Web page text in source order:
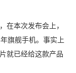
本次发布会上，
旗舰手机。事实上
就已经给这款产品